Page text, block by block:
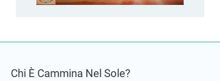
Chi È Cammina Nel Sole?